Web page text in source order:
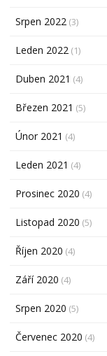
Srpen 2022 (3)
Leden 2022 (1)
Duben 2021 (4)
Březen 2021 (5)
Únor 2021 (4)
Leden 2021 (4)
Prosinec 2020 (4)
Listopad 2020 (5)
Říjen 2020 (4)
Září 2020 (4)
Srpen 2020 (5)
Červenec 2020 (4)